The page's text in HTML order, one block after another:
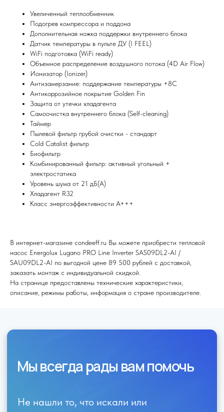
Увеличенный теплообменник
Подогрев компрессора и поддона
Дополнительная ножка поддержки внутреннего блока
Датчик температуры в пульте ДУ (I FEEL)
WiFi подготовка (WiFi ready)
Объемное распределение воздушного потока (4D Air Flow)
Ионизатор (Ionizer)
Антизамерзание: поддержание температуры +8С
Антикоррозийное покрытие Golden Fin
Защита от утечки хладагента
Самоочистка внутреннего блока (Self-cleaning)
Таймер
Пылевой фильтр грубой очистки - стандарт
Cold Catalist фильтр
Биофильтр
Комбинированный фильтр: активный угольный +
электростатика
Уровень шума от 21 дБ(А)
Хладагент R32
Класс энергоэффективности A+++
В интернет-магазине condeeff.ru Вы можете приобрести тепловой
насос Energolux Lugano PRO Line Inverter SAS09DL2-AI /
SAU09DL2-AI по выгодной цене 89 500 рублей с доставкой,
заказать монтаж с индивидуальной скидкой.
На странице предоставлены технические характеристики,
описание, режимы работы, информация о стране производителе.
Отправить
Не нашли то, что искали или
затрудняетесь в выборе?
Оставьте заявку, и мы подберем
вам нужный товар
Мы всегда рады вам помочь